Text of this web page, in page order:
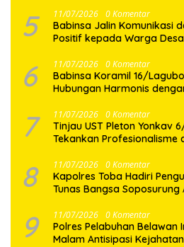
5 11/07/2026 0 Komentar
Babinsa Jalin Komunikasi
Positif kepada Warga
6 11/07/2026 0 Komentar
Babinsa Koramil 16/
Hubungan Harmonis
7 11/07/2026 0 Komentar
Tinjau UST Pleton Yonkav
Tekankan Profesionalisme
8 11/07/2026 0 Komentar
Kapolres Toba Hadiri
Tunas Bangsa Soposurung
9 11/07/2026 0 Komentar
Polres Pelabuhan Belawan
Malam Antisipasi